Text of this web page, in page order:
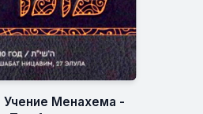
Менахема -